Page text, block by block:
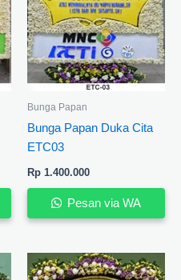
Bunga Papan
Bunga Papan Duka Cita
ETC03
Rp1.400.000
Pesan via WA